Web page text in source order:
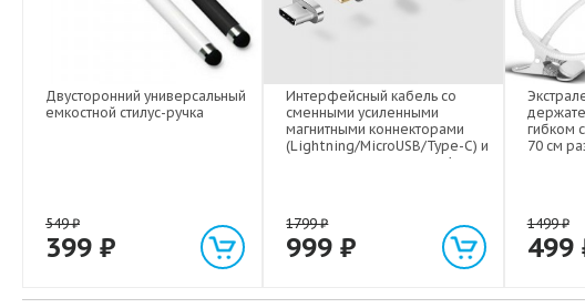
Двусторонний универсальный
емкостной стилус-ручка
549₽
399 ₽
Интерфейсный кабель со
сменными усиленными
магнитными коннекторами
(Lightning/MicroUSB/Type-C) и
световым индикатором 1м
1799₽
999₽
гибком
70 см
1499₽
499